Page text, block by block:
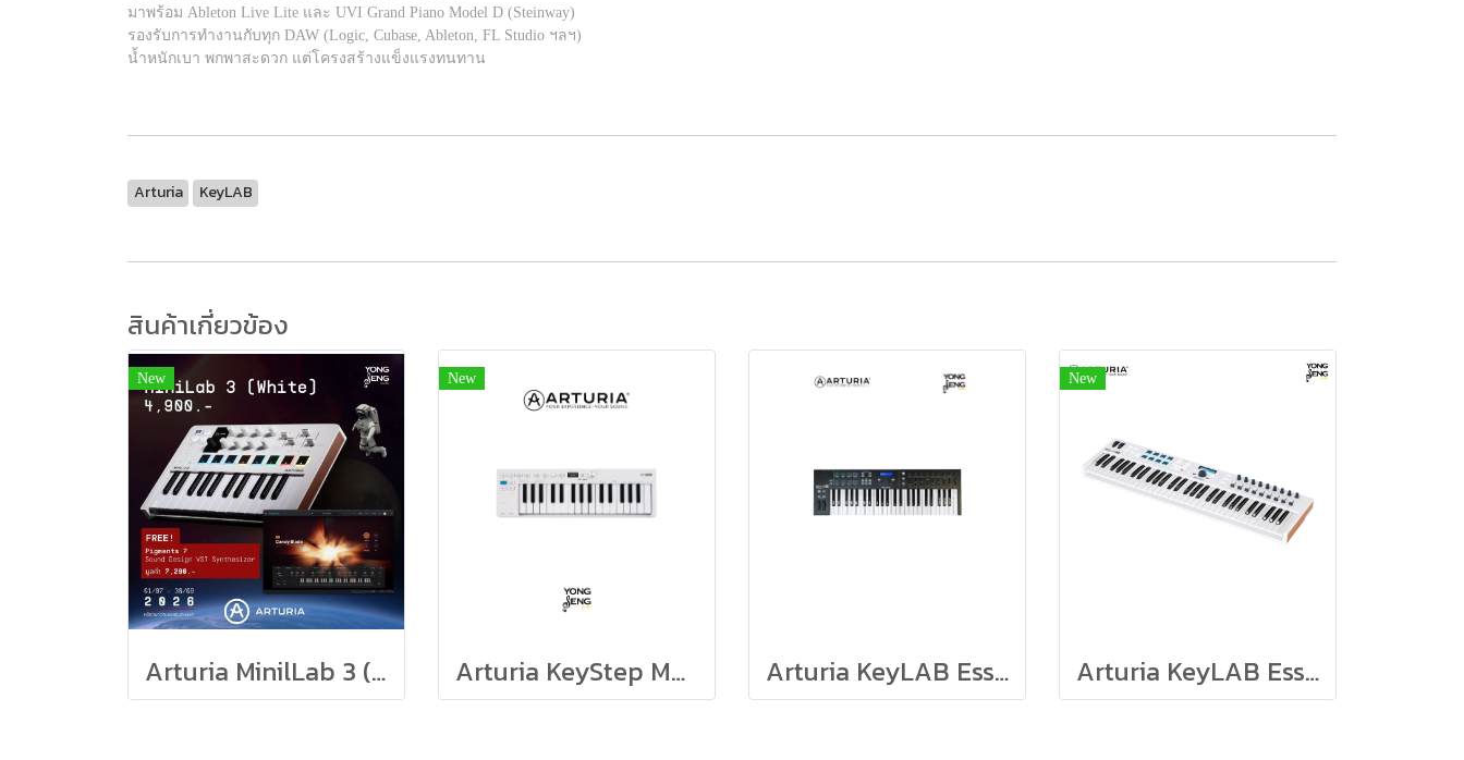
มาพร้อม Ableton Live Lite และ UVI Grand Piano Model D (Steinway)
รองรับการทำงานกับทุก DAW (Logic, Cubase, Ableton, FL Studio ฯลฯ)
น้ำหนักเบา พกพาสะดวก แต่โครงสร้างแข็งแรงทนทาน
Arturia KeyLAB
สินค้าเกี่ยวข้อง
New
Arturia MinilLab 3 (White) + Pigments 7
New
Arturia KeyStep MK2 Arturia KeyLAB Essential 49 Black Edition
New
Arturia KeyLAB Essential 61 Black Edition Arturia